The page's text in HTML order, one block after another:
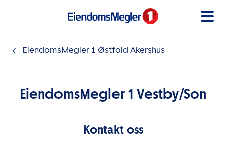
EiendomsMegler 1 Østfold Akershus
EiendomsMegler 1 Vestby/Son
Kontakt oss